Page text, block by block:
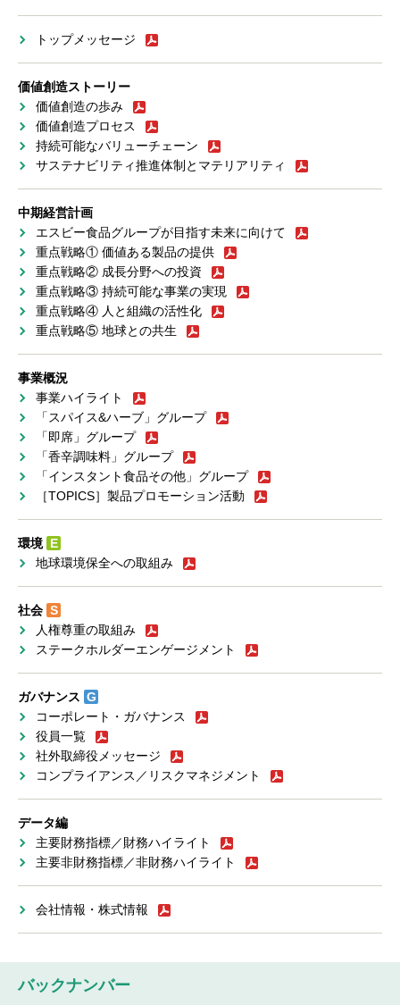
トップメッセージ
価値創造ストーリー
価値創造の歩み
価値創造プロセス
持続可能なバリューチェーン
サステナビリティ推進体制とマテリアリティ
中期経営計画
エスビー食品グループが目指す未来に向けて
重点戦略① 価値ある製品の提供
重点戦略② 成長分野への投資
重点戦略③ 持続可能な事業の実現
重点戦略④ 人と組織の活性化
重点戦略⑤ 地球との共生
事業概況
事業ハイライト
「スパイス&ハーブ」グループ
「即席」グループ
「香辛調味料」グループ
「インスタント食品その他」グループ
［TOPICS］製品プロモーション活動
環境 E
地球環境保全への取組み
社会 S
人権尊重の取組み
ステークホルダーエンゲージメント
ガバナンス G
コーポレート・ガバナンス
役員一覧
社外取締役メッセージ
コンプライアンス／リスクマネジメント
データ編
主要財務指標／財務ハイライト
主要非財務指標／非財務ハイライト
会社情報・株式情報
バックナンバー